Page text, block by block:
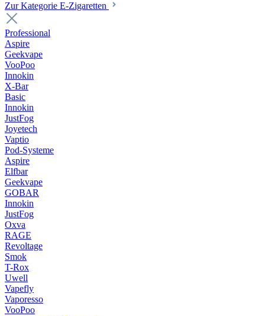
Zur Kategorie E-Zigaretten
Professional
Aspire
Geekvape
VooPoo
Innokin
X-Bar
Basic
Innokin
JustFog
Joyetech
Vaptio
Pod-Systeme
Aspire
Elfbar
Geekvape
GOBAR
Innokin
JustFog
Oxva
RAGE
Revoltage
Smok
T-Rox
Uwell
Vapefly
Vaporesso
VooPoo